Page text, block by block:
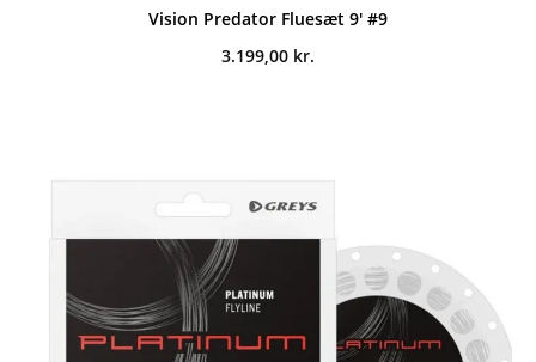
Vision Predator Fluesæt 9' #9
3.199,00 kr.